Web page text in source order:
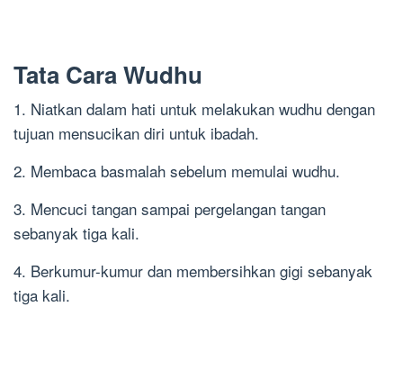
Tata Cara Wudhu
1. Niatkan dalam hati untuk melakukan wudhu dengan
tujuan mensucikan diri untuk ibadah.
2. Membaca basmalah sebelum memulai wudhu.
3. Mencuci tangan sampai pergelangan tangan
sebanyak tiga kali.
4. Berkumur-kumur dan membersihkan gigi sebanyak
tiga kali.